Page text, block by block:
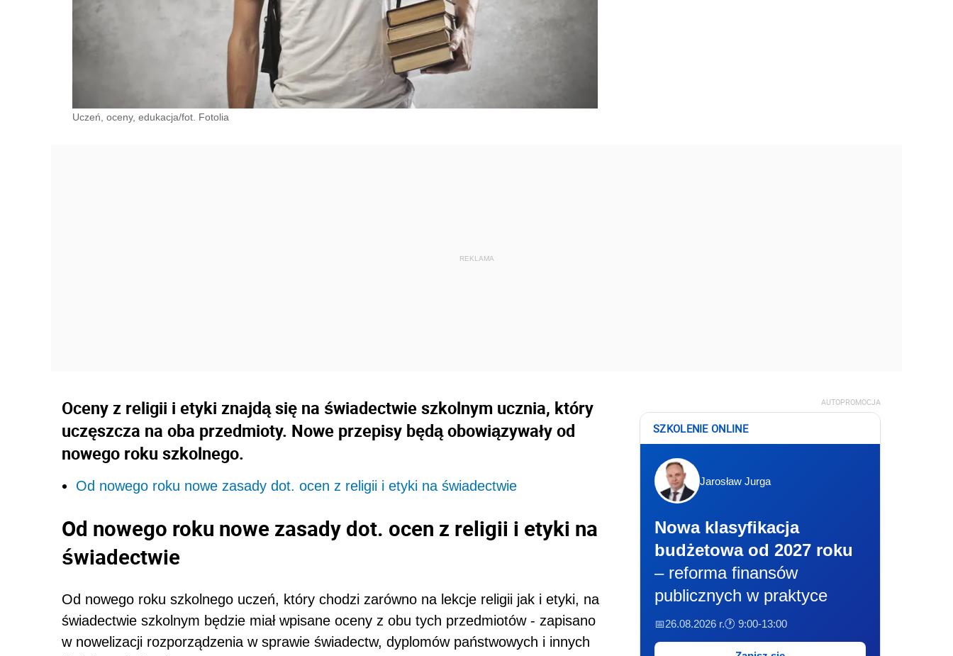
Uczeń, oceny, edukacja/fot. Fotolia
Oceny z religii i etyki znajdą się na świadectwie szkolnym ucznia, który
uczęszcza na oba przedmioty. Nowe przepisy będą obowiązywały od
nowego roku szkolnego.
Od nowego roku nowe zasady dot. ocen z religii i etyki na świadectwie
Od nowego roku nowe zasady dot. ocen z religii i etyki na
świadectwie
Od nowego roku szkolnego uczeń, który chodzi zarówno na lekcje religii jak i etyki, na
świadectwie szkolnym będzie miał wpisane oceny z obu tych przedmiotów - zapisano
w nowelizacji rozporządzenia w sprawie świadectw, dyplomów państwowych i innych
AUTOPROMOCJA
SZKOLENIE ONLINE
Jarosław Jurga
Nowa klasyfikacja
budżetowa od 2027 roku
– reforma finansów
publicznych w praktyce
📅26.08.2026 r.🕐 9:00-13:00